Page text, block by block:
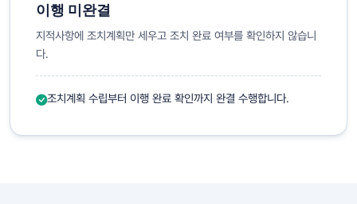
이행 미완결
지적사항에 조치계획만 세우고 조치 완료 여부를 확인하지 않습니
다.
조치계획 수립부터 이행 완료 확인까지 완결 수행합니다.